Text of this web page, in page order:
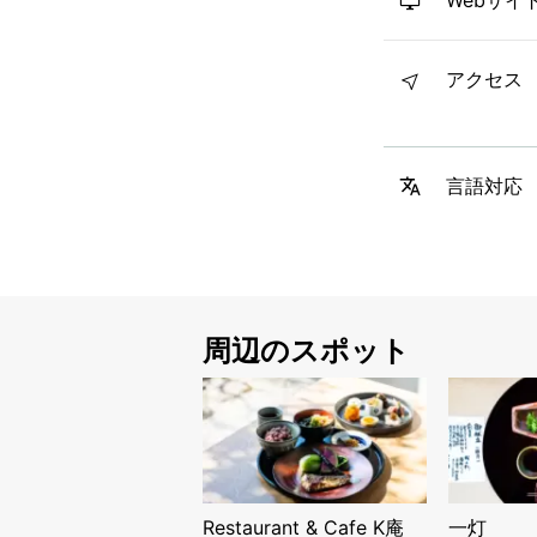
アクセス
言語対応
周辺のスポット
Restaurant & Cafe K庵 一灯